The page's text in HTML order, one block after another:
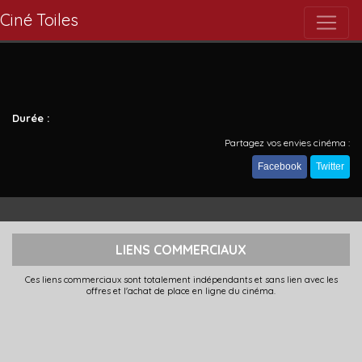
Ciné Toiles
Durée :
Partagez vos envies cinéma :
Facebook Twitter
LIENS COMMERCIAUX
Ces liens commerciaux sont totalement indépendants et sans lien avec les
offres et l'achat de place en ligne du cinéma.